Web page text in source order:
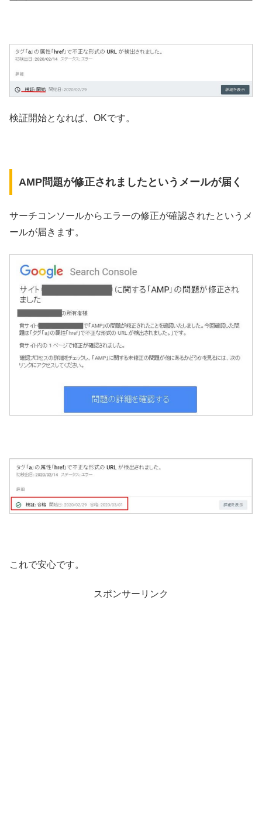
検証開始となれば、OKです。
AMP問題が修正されましたというメールが届く
サーチコンソールからエラーの修正が確認されたというメ
ールが届きます。
これで安心です。
スポンサーリンク